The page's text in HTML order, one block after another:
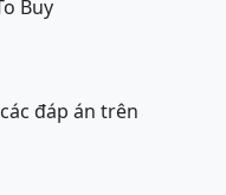
Buy
đáp án trên